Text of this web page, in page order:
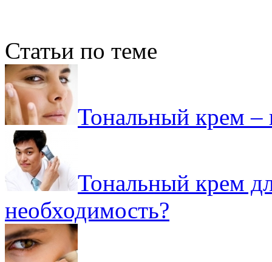
Статьи по теме
Тональный крем –
Тональный крем
необходимость?